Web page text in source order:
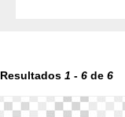
Resultados 1 - 6 de 6